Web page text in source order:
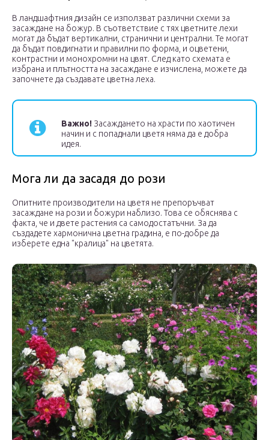
В ландшафтния дизайн се използват различни схеми за
засаждане на божур. В съответствие с тях цветните лехи
могат да бъдат вертикални, странични и централни. Те могат
да бъдат повдигнати и правилни по форма, и оцветени,
контрастни и монохромни на цвят. След като схемата е
избрана и плътността на засаждане е изчислена, можете да
започнете да създавате цветна леха.
Важно! Засаждането на храсти по хаотичен
начин и с попаднали цветя няма да е добра
идея.
Мога ли да засадя до рози
Опитните производители на цветя не препоръчват
засаждане на рози и божури наблизо. Това се обяснява с
факта, че и двете растения са самодостатъчни. За да
създадете хармонична цветна градина, е по-добре да
изберете една "кралица" на цветята.